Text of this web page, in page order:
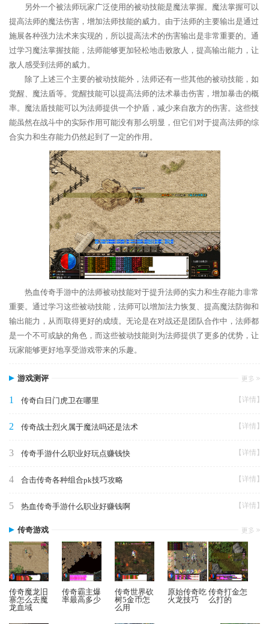
另外一个被法师玩家广泛使用的被动技能是魔法掌握。魔法掌握可以
提高法师的魔法伤害，增加法师技能的威力。由于法师的主要输出是通过
施展各种强力法术来实现的，所以提高法术的伤害输出是非常重要的。通
过学习魔法掌握技能，法师能够更加轻松地击败敌人，提高输出能力，让
敌人感受到法师的威力。
除了上述三个主要的被动技能外，法师还有一些其他的被动技能，如
觉醒、魔法盾等。觉醒技能可以提高法师的法术暴击伤害，增加暴击的概
率。魔法盾技能可以为法师提供一个护盾，减少来自敌方的伤害。这些技
能虽然在战斗中的实际作用可能没有那么明显，但它们对于提高法师的综
合实力和生存能力仍然起到了一定的作用。
热血传奇手游中的法师被动技能对于提升法师的实力和生存能力非常
重要。通过学习这些被动技能，法师可以增加法力恢复、提高魔法防御和
输出能力，从而取得更好的成绩。无论是在对战还是团队合作中，法师都
是一个不可或缺的角色，而这些被动技能则为法师提供了更多的优势，让
玩家能够更好地享受游戏带来的乐趣。
游戏测评
1 传奇白日门虎卫在哪里 【详情】
2 传奇战士烈火属于魔法吗还是法术 【详情】
3 传奇手游什么职业好玩点赚钱快 【详情】
4 合击传奇各种组合pk技巧攻略 【详情】
5 热血传奇手游什么职业好赚钱啊 【详情】
传奇游戏
传奇魔龙旧
寨怎么去魔
龙血域
传奇霸主爆
率最高多少
传奇世界砍
树5金币怎
么用
原始传奇吃
火龙技巧
传奇打金怎
么打的